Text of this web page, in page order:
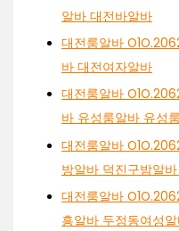
알바 대전바알바
대전룸알바
바 대전여자알바
대전룸알바
바 유성룸알바 유성
대전룸알바
방알바 덕진구밤알
대전룸알바
흥알바 두정동여성